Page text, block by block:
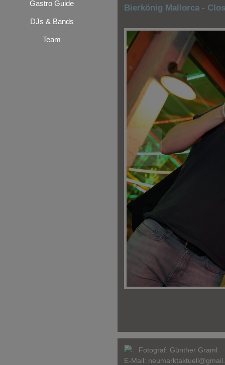
Gastro Guide
DJs & Bands
Team
Bierkönig Mallorca -
<
Fotograf: Günther Graml
E-Mail: